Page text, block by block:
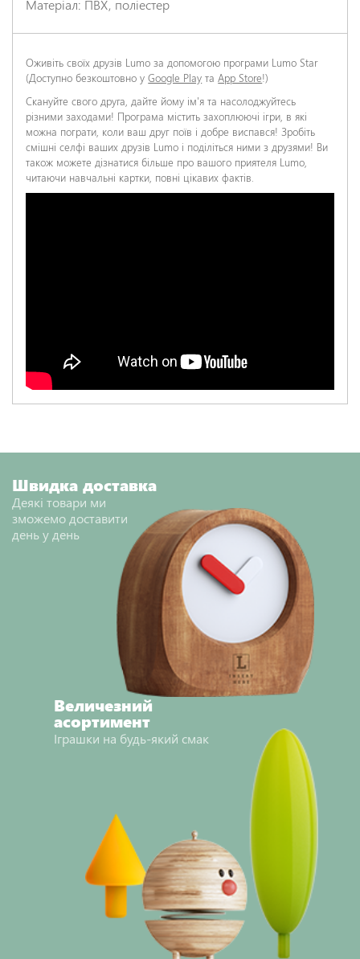
Матеріал: ПВХ, поліестер
Оживіть своїх друзів Lumo за допомогою програми Lumo Star
(Доступно безкоштовно уGoogle Play таApp Store!)
Скануйте свого друга, дайте йому ім'я та насолоджуйтесь
різними заходами! Програма містить захоплюючі ігри, в які
можна пограти, коли ваш друг поїв і добре виспався! Зробіть
смішні селфі ваших друзів Lumo і поділіться ними з друзями! Ви
також можете дізнатися більше про вашого приятеля Lumo,
читаючи навчальні картки, повні цікавих фактів.
Швидка доставка
Деякі товари ми
зможемо доставити
день у день
Величезний
асортимент
Іграшки на будь-який смак